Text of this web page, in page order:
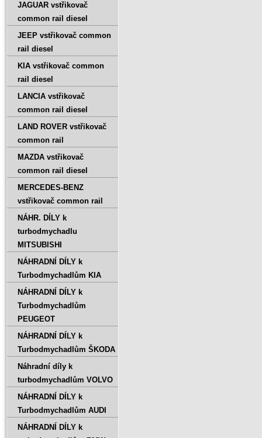
JAGUAR vstřikovač
common rail diesel
JEEP vstřikovač common
rail diesel
KIA vstřikovač common
rail diesel
LANCIA vstřikovač
common rail diesel
LAND ROVER vstřikovač
common rail
MAZDA vstřikovač
common rail diesel
MERCEDES-BENZ
vstřikovač common rail
NÁHR. DÍLY k
turbodmychadlu
MITSUBISHI
NÁHRADNÍ DÍLY k
Turbodmychadlům KIA
NÁHRADNÍ DÍLY k
Turbodmychadlům
PEUGEOT
NÁHRADNÍ DÍLY k
Turbodmychadlům ŠKODA
Náhradní díly k
turbodmychadlům VOLVO
NÁHRADNÍ DÍLY k
Turbodmychadlům AUDI
NÁHRADNÍ DÍLY k